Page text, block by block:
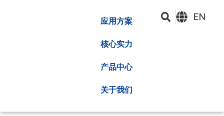
应用方案
核心实力
产品中心
关于我们
EN